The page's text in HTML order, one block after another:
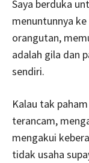
Saya berduka
menuntunnya
orangutan,
adalah gila dan
sendiri.
Kalau tak
terancam,
mengakui
tidak usaha